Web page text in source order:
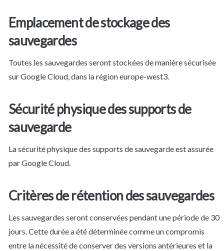
Emplacement de stockage des
sauvegardes
Toutes les sauvegardes seront stockées de manière sécurisée
sur Google Cloud, dans la région europe-west3.
Sécurité physique des supports de
sauvegarde
La sécurité physique des supports de sauvegarde est assurée
par Google Cloud.
Critères de rétention des sauvegardes
Les sauvegardes seront conservées pendant une période de 30
jours. Cette durée a été déterminée comme un compromis
entre la nécessité de conserver des versions antérieures et la